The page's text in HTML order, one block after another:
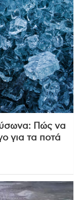
Πώς να
για τα ποτά